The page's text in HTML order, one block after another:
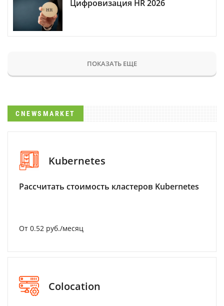
Цифровизация HR 2026
ПОКАЗАТЬ ЕЩЕ
CNEWSMARKET
Kubernetes
Рассчитать стоимость кластеров Kubernetes
От 0.52 руб./месяц
Colocation